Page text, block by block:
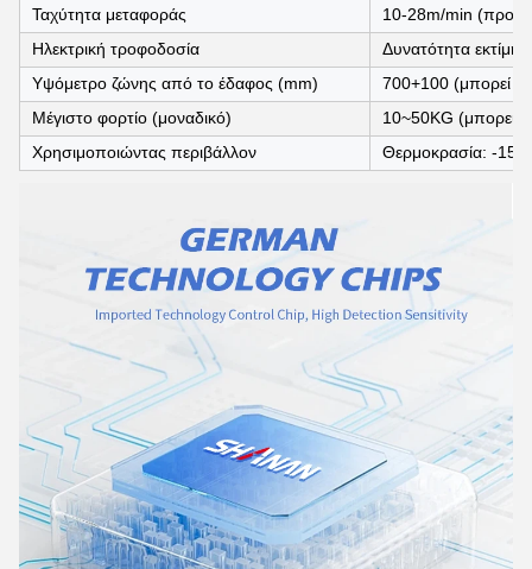
Ταχύτητα μεταφοράς
10-28m/min
Ηλεκτρική τροφοδοσία
Δυνατότητα
Υψόμετρο ζώνης από το έδαφος (mm)
700+100 (μπορεί
Μέγιστο φορτίο (μοναδικό)
10~50KG (μπορεί
Χρησιμοποιώντας περιβάλλον
Θερμοκρασία: -